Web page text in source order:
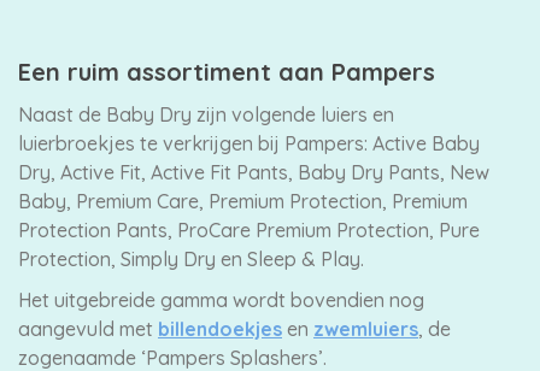
Een ruim assortiment aan Pampers
Naast de Baby Dry zijn volgende luiers en
luierbroekjes te verkrijgen bij Pampers: Active Baby
Dry, Active Fit, Active Fit Pants, Baby Dry Pants, New
Baby, Premium Care, Premium Protection, Premium
Protection Pants, ProCare Premium Protection, Pure
Protection, Simply Dry en Sleep & Play.
Het uitgebreide gamma wordt bovendien nog
aangevuld met billendoekjes en zwemluiers , de
zogenaamde ‘Pampers Splashers’.